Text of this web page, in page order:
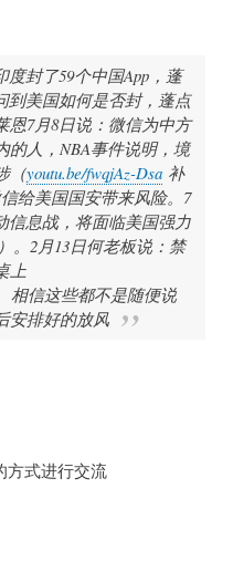
封了59个中国App，蓬
到美国如何是否封，蓬点
恩7月8日说：微信为中方
的人，NBA事件说明，境
（youtu.be/fwqjAz-Dsa 补
给美国国安带来风险。7
信息战，将面临美国强力
。2月13日何老板说：禁
上
相信这些都不是随便说
安排好的放风
方式进行交流